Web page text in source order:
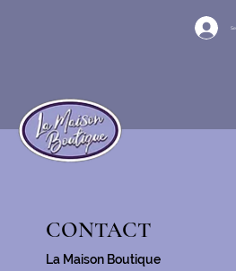
CONTACT
La Maison Boutique